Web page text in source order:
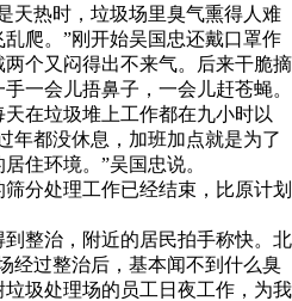
天热时，垃圾场里臭气熏得人难
爬。”刚开始吴国忠还戴口罩作
个又闷得出不来气。后来干脆摘
一会儿捂鼻子，一会儿赶苍蝇。
在垃圾堆上工作都在九小时以
年都没休息，加班加点就是为了
住环境。”吴国忠说。
分处理工作已经结束，比原计划
整治，附近的居民拍手称快。北
经过整治后，基本闻不到什么臭
圾处理场的员工日夜工作，为我